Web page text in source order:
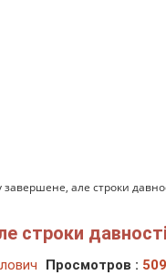
але строки
строки
Просмотров :